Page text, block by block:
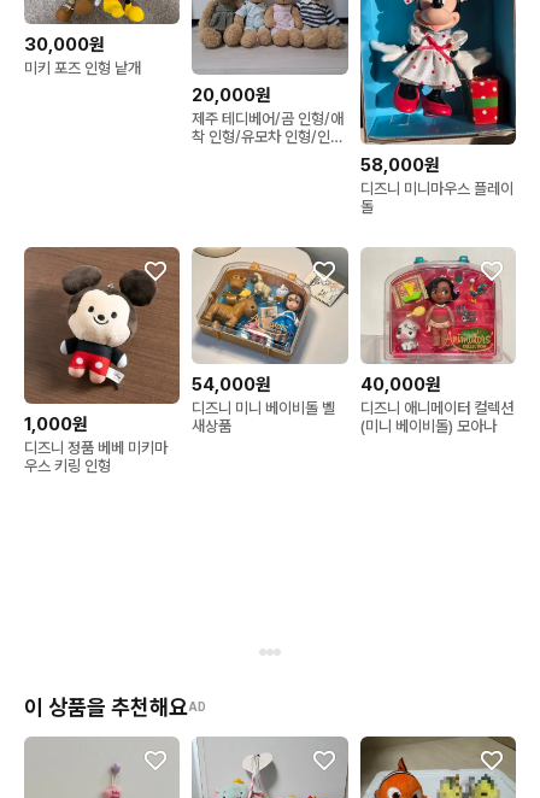
30,000원
미키 포즈 인형 낱개
20,000원
제주 테디베어/곰 인형/애
착 인형/유모차 인형/인테
58,000원
디즈니 미니마우스 플레이
돌
1,000원
디즈니 정품 베베 미키마
우스 키링 인형
54,000원
디즈니 미니 베이비돌 벨
새상품
40,000원
디즈니 애니메이터 컬렉션
(미니 베이비돌) 모아나
이 상품을 추천해요AD